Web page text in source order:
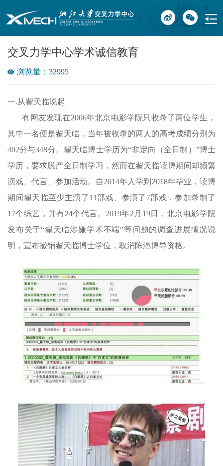
交叉力学中心学术诚信教育
浏览量：32995
一.从翟天临说起
有网友发现在2006年北京电影学院只收录了两位学生，
其中一名便是翟天临，当年被收录的两人的高考成绩分别为
402分与348分。翟天临博士学历为“非定向（全日制）”博士
学历，要求脱产全日制学习，然而在翟天临读博期间却频繁
演戏、代言、参加活动。自2014年入学到2018年毕业，读博
期间翟天临至少主演了11部戏、参演了7部戏，参加录制了
17个综艺，并有24个代言。2019年2月19日，北京电影学院
发布关于“翟天临涉嫌学术不端”等问题的调查进展情况说
明，宣布撤销翟天临博士学位，取消陈浥博导资格。